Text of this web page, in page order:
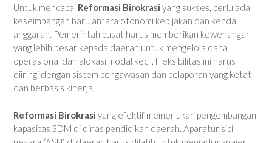
Untuk mencapai Reformasi Birokrasi yang sukses, perlu ada
keseimbangan baru antara otonomi kebijakan dan kendali
anggaran. Pemerintah pusat harus memberikan kewenangan
yang lebih besar kepada daerah untuk mengelola dana
operasional dan alokasi modal kecil. Fleksibilitas ini harus
diiringi dengan sistem pengawasan dan pelaporan yang ketat
dan berbasis kinerja.
Reformasi Birokrasi yang efektif memerlukan pengembangan
kapasitas SDM di dinas pendidikan daerah. Aparatur sipil